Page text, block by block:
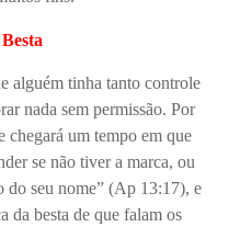
alguém tinha tanto controle
nada sem permissão. Por
chegará um tempo em que
se não tiver a marca, ou
do seu nome” (Ap 13:17), e
da besta de que falam os